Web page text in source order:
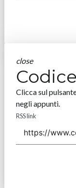
close
Clicca sul
negli appunti.
RSS link